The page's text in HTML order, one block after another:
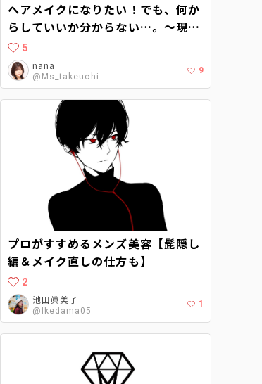
ヘアメイクになりたい！でも、何か
らしていいか分からない…。〜現役
ヘアメイクに聞くヘアメイクアップ
アーティストへの道〜
5
nana
@Ms_takeuchi
9
プロがすすめるメンズ美容【髭隠し
編＆メイク直しの仕方も】
2
池田眞美子
@Ikedama05
1